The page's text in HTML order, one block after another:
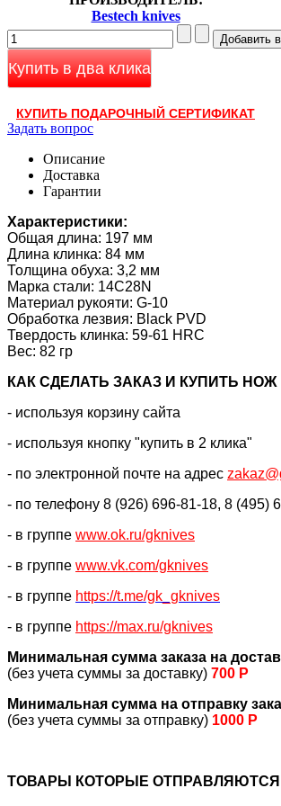
Bestech knives
Купить в два клика
КУПИТЬ ПОДАРОЧНЫЙ СЕРТИФИКАТ
Задать вопрос
Описание
Доставка
Гарантии
Характеристики:
Общая длина: 197 мм
Длина клинка: 84 мм
Толщина обуха: 3,2 мм
Марка стали: 14C28N
Материал рукояти: G-10
Обработка лезвия: Black PVD
Твердость клинка: 59-61 HRC
Вес: 82 гр
КАК CДЕЛАТЬ ЗАКАЗ И КУПИТЬ НОЖ
- используя корзину сайта
- используя кнопку "купить в 2 клика"
- по электронной почте на адрес
- по телефону 8 (926) 696-81-18, 8 (495)
- в группе www.ok.ru/gknives
- в группе www.vk.com/gknives
- в группе https://t.me/gk_gknives
- в группе https://max.ru/gknives
Минимальная сумма заказа на
(без учета суммы за доставку) 700 Р
Минимальная сумма на отправку
(без учета суммы за отправку) 1000 Р
ТОВАРЫ КОТОРЫЕ